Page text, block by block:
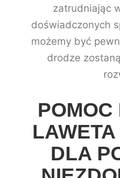
zatrudniając
doświadczonych
możemy być
drodze
POMOC
DLA